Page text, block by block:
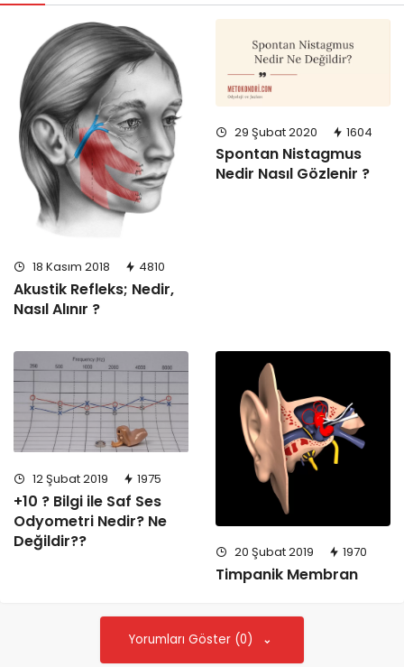
18 Kasım 2018 4810
Akustik Refleks; Nedir,
Nasıl Alınır ?
29 Şubat 2020 1604
Spontan Nistagmus
Nedir Nasıl Gözlenir ?
12 Şubat 2019 1975
+10 ? Bilgi ile Saf Ses
Odyometri Nedir? Ne
Değildir??
20 Şubat 2019 1970
Timpanik Membran
Yorumları Göster (0)